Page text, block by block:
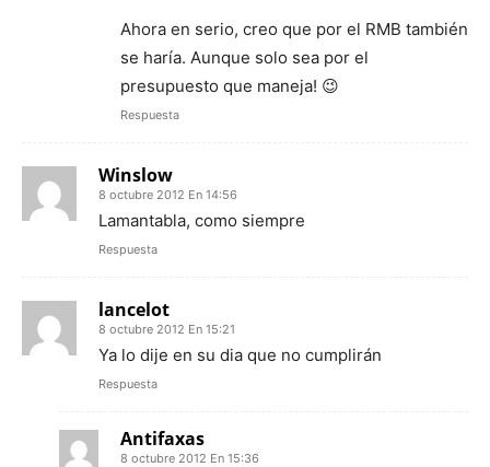
Ahora en serio, creo que por el RMB también
se haría. Aunque solo sea por el
presupuesto que maneja! 😉
Respuesta
Winslow
8 octubre 2012 En 14:56
Lamantabla, como siempre
Respuesta
lancelot
8 octubre 2012 En 15:21
Ya lo dije en su dia que no cumplirán
Respuesta
Antifaxas
8 octubre 2012 En 15:36